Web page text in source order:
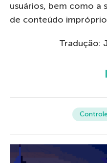
usuários, bem como a
de conteúdo
Tradução: